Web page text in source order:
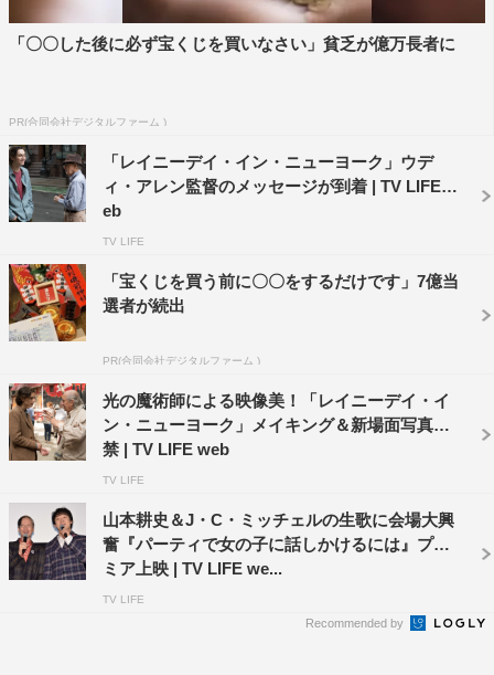
「〇〇した後に必ず宝くじを買いなさい」貧乏が億万長者に
PR(合同会社デジタルファーム )
「レイニーデイ・イン・ニューヨーク」ウデ
ィ・アレン監督のメッセージが到着 | TV LIFE w
eb
TV LIFE
「宝くじを買う前に〇〇をするだけです」7億当
選者が続出
PR(合同会社デジタルファーム )
光の魔術師による映像美！「レイニーデイ・イ
ン・ニューヨーク」メイキング＆新場面写真解
禁 | TV LIFE web
TV LIFE
山本耕史＆J・C・ミッチェルの生歌に会場大興
奮『パーティで女の子に話しかけるには』プレ
ミア上映 | TV LIFE we...
TV LIFE
Recommended by